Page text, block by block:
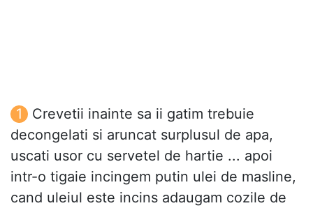
Crevetii inainte sa ii gatim trebuie
decongelati si aruncat surplusul de apa,
uscati usor cu servetel de hartie ... apoi
intr-o tigaie incingem putin ulei de masline,
cand uleiul este incins adaugam cozile de